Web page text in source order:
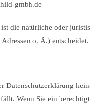
gmbh.de
die natürliche oder
o. Ä.) entscheidet.
Datenschutzerklärung
Wenn Sie ein